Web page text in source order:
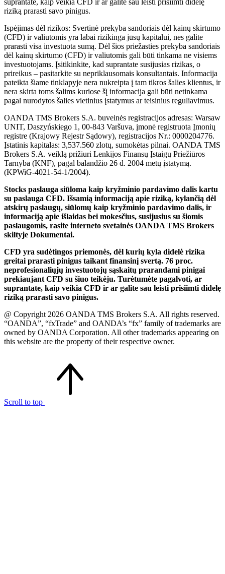
riziką prarasti savo pinigus.
Ispėjimas dėl rizikos: Svertinė prekyba sandoriais dėl kainų skirtumo
(CFD) ir valiutomis yra labai rizikinga jūsų kapitalui, nes galite
prarasti visa investuota sumą. Dėl šios priežasties prekyba sandoriais
dėl kainų skirtumo (CFD) ir valiutomis gali būti tinkama ne visiems
investuotojams. Įsitikinkite, kad suprantate susijusias rizikas, o
prireikus – pasitarkite su nepriklausomais konsultantais. Informacija
pateikta šiame tinklapyje nera nukreipta į tam tikros šalies klientus, ir
nera skirta toms šalims kuriose šį informacija gali būti netinkama
pagal nurodytos šalies vietinius įstatymus ar teisinius reguliavimus.
OANDA TMS Brokers S.A. buveinės registracijos adresas: Warsaw
UNIT, Daszyńskiego 1, 00-843 Varšuva, įmonė registruota Įmonių
registre (Krajowy Rejestr Sądowy), registracijos Nr.: 0000204776.
Įstatinis kapitalas: 3,537.560 zlotų, sumokėtas pilnai. OANDA TMS
Brokers S.A. veiklą prižiuri Lenkijos Finansų Įstaigų Priežiūros
Tarnyba (KNF), pagal balandžio 26 d. 2004 metų įstatymą.
(KPWiG-4021-54-1/2004).
Stocks paslauga siūloma kaip kryžminio pardavimo dalis kartu
su paslauga CFD. Išsamią informaciją apie riziką, kylančią dėl
atskirų paslaugų, siūlomų kaip kryžminio pardavimo dalis, ir
informaciją apie išlaidas bei mokesčius, susijusius su šiomis
paslaugomis, rasite interneto svetainės OANDA TMS Brokers
skiltyje Dokumentai.
CFD yra sudėtingos priemonės, dėl kurių kyla didelė rizika
greitai prarasti pinigus taikant finansinį svertą. 76 proc.
neprofesionaliųjų investuotojų sąskaitų prarandami pinigai
prekiaujant CFD su šiuo teikėju. Turėtumėte pagalvoti, ar
suprantate, kaip veikia CFD ir ar galite sau leisti prisiimti didelę
riziką prarasti savo pinigus.
@ Copyright 2026 OANDA TMS Brokers S.A. All rights reserved.
“OANDA”, “fxTrade” and OANDA’s “fx” family of trademarks are
owned by OANDA Corporation. All other trademarks appearing on
this website are the property of their respective owner.
Scroll to top